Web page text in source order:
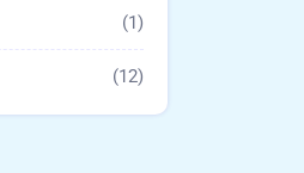
(1)
(12)